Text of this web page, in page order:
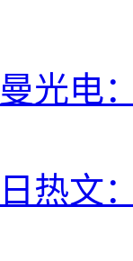
光电
热文